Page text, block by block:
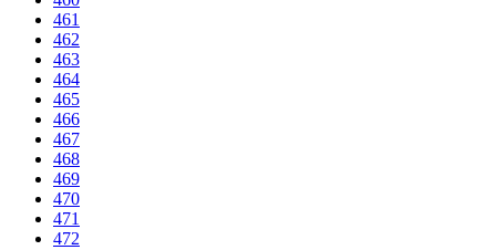
461
462
463
464
465
466
467
468
469
470
471
472